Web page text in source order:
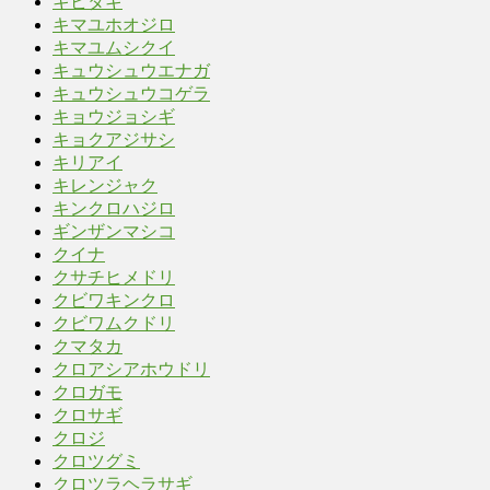
キマユホオジロ
キマユムシクイ
キュウシュウエナガ
キュウシュウコゲラ
キョウジョシギ
キョクアジサシ
キリアイ
キレンジャク
キンクロハジロ
ギンザンマシコ
クイナ
クサチヒメドリ
クビワキンクロ
クビワムクドリ
クマタカ
クロアシアホウドリ
クロガモ
クロサギ
クロジ
クロツグミ
クロツラヘラサギ